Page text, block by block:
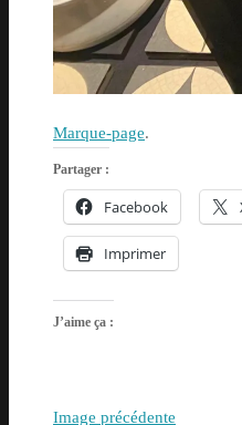
Marque-page.
Partager :
Facebook
Imprimer
J’aime ça :
Image précédente